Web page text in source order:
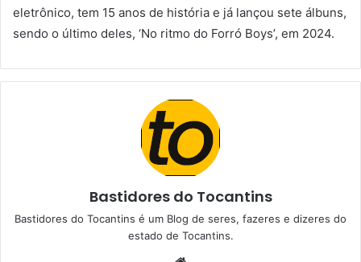
eletrônico, tem 15 anos de história e já lançou sete álbuns,
sendo o último deles, ‘No ritmo do Forró Boys’, em 2024.
Bastidores do Tocantins
Bastidores do Tocantins é um Blog de seres, fazeres e dizeres do
estado de Tocantins.